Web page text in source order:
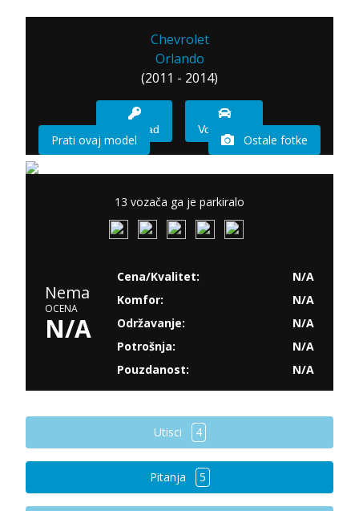
Chevrolet
Orlando
(2011 - 2014)
Imam sad Vozio sam
Prati ovaj model Ostale fotke
13 vozača ga je parkiralo
Nema
OCENA
N/A
Cena/Kvalitet:
N/A
Komfor:
N/A
Održavanje:
N/A
Potrošnja:
N/A
Pouzdanost:
N/A
Utisci 4
Pitanja 5